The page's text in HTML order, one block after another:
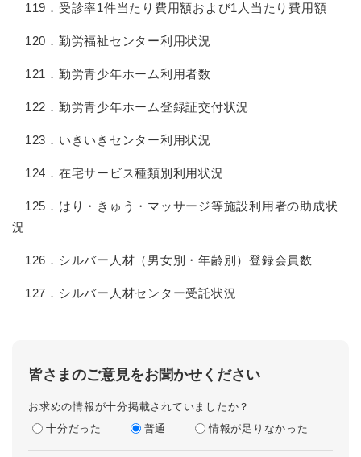
119．受診率1件当たり費用額および1人当たり費用額
120．勤労福祉センター利用状況
121．勤労青少年ホーム利用者数
122．勤労青少年ホーム登録証交付状況
123．いきいきセンター利用状況
124．在宅サービス種類別利用状況
125．はり・きゅう・マッサージ等施設利用者の助成状
況
126．シルバー人材（男女別・年齢別）登録会員数
127．シルバー人材センター受託状況
皆さまのご意見をお聞かせください
お求めの情報が十分掲載されていましたか？
十分だった
普通 情報が足りなかった